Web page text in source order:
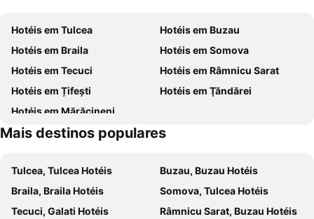
Hotéis em Tulcea
Hotéis em Buzau
Hotéis em Braila
Hotéis em Somova
Hotéis em Tecuci
Hotéis em Râmnicu Sarat
Hotéis em Țifești
Hotéis em Ţăndărei
Hotéis em Mărăcineni
Mais destinos populares
Tulcea, Tulcea Hotéis
Buzau, Buzau Hotéis
Braila, Braila Hotéis
Somova, Tulcea Hotéis
Tecuci, Galati Hotéis
Râmnicu Sarat, Buzau Hotéis